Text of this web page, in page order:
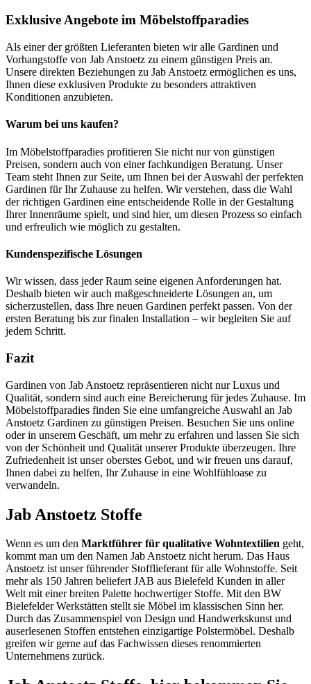
Exklusive Angebote im Möbelstoffparadies
Als einer der größten Lieferanten bieten wir alle Gardinen und
Vorhangstoffe von Jab Anstoetz zu einem günstigen Preis an.
Unsere direkten Beziehungen zu Jab Anstoetz ermöglichen es uns,
Ihnen diese exklusiven Produkte zu besonders attraktiven
Konditionen anzubieten.
Warum bei uns kaufen?
Im Möbelstoffparadies profitieren Sie nicht nur von günstigen
Preisen, sondern auch von einer fachkundigen Beratung. Unser
Team steht Ihnen zur Seite, um Ihnen bei der Auswahl der perfekten
Gardinen für Ihr Zuhause zu helfen. Wir verstehen, dass die Wahl
der richtigen Gardinen eine entscheidende Rolle in der Gestaltung
Ihrer Innenräume spielt, und sind hier, um diesen Prozess so einfach
und erfreulich wie möglich zu gestalten.
Kundenspezifische Lösungen
Wir wissen, dass jeder Raum seine eigenen Anforderungen hat.
Deshalb bieten wir auch maßgeschneiderte Lösungen an, um
sicherzustellen, dass Ihre neuen Gardinen perfekt passen. Von der
ersten Beratung bis zur finalen Installation – wir begleiten Sie auf
jedem Schritt.
Fazit
Gardinen von Jab Anstoetz repräsentieren nicht nur Luxus und
Qualität, sondern sind auch eine Bereicherung für jedes Zuhause. Im
Möbelstoffparadies finden Sie eine umfangreiche Auswahl an Jab
Anstoetz Gardinen zu günstigen Preisen. Besuchen Sie uns online
oder in unserem Geschäft, um mehr zu erfahren und lassen Sie sich
von der Schönheit und Qualität unserer Produkte überzeugen. Ihre
Zufriedenheit ist unser oberstes Gebot, und wir freuen uns darauf,
Ihnen dabei zu helfen, Ihr Zuhause in eine Wohlfühloase zu
verwandeln.
Jab Anstoetz Stoffe
Wenn es um den Marktführer für qualitative Wohntextilien geht,
kommt man um den Namen Jab Anstoetz nicht herum. Das Haus
Anstoetz ist unser führender Stofflieferant für alle Wohnstoffe. Seit
mehr als 150 Jahren beliefert JAB aus Bielefeld Kunden in aller
Welt mit einer breiten Palette hochwertiger Stoffe. Mit den BW
Bielefelder Werkstätten stellt sie Möbel im klassischen Sinn her.
Durch das Zusammenspiel von Design und Handwerkskunst und
auserlesenen Stoffen entstehen einzigartige Polstermöbel. Deshalb
greifen wir gerne auf das Fachwissen dieses renommierten
Unternehmens zurück.